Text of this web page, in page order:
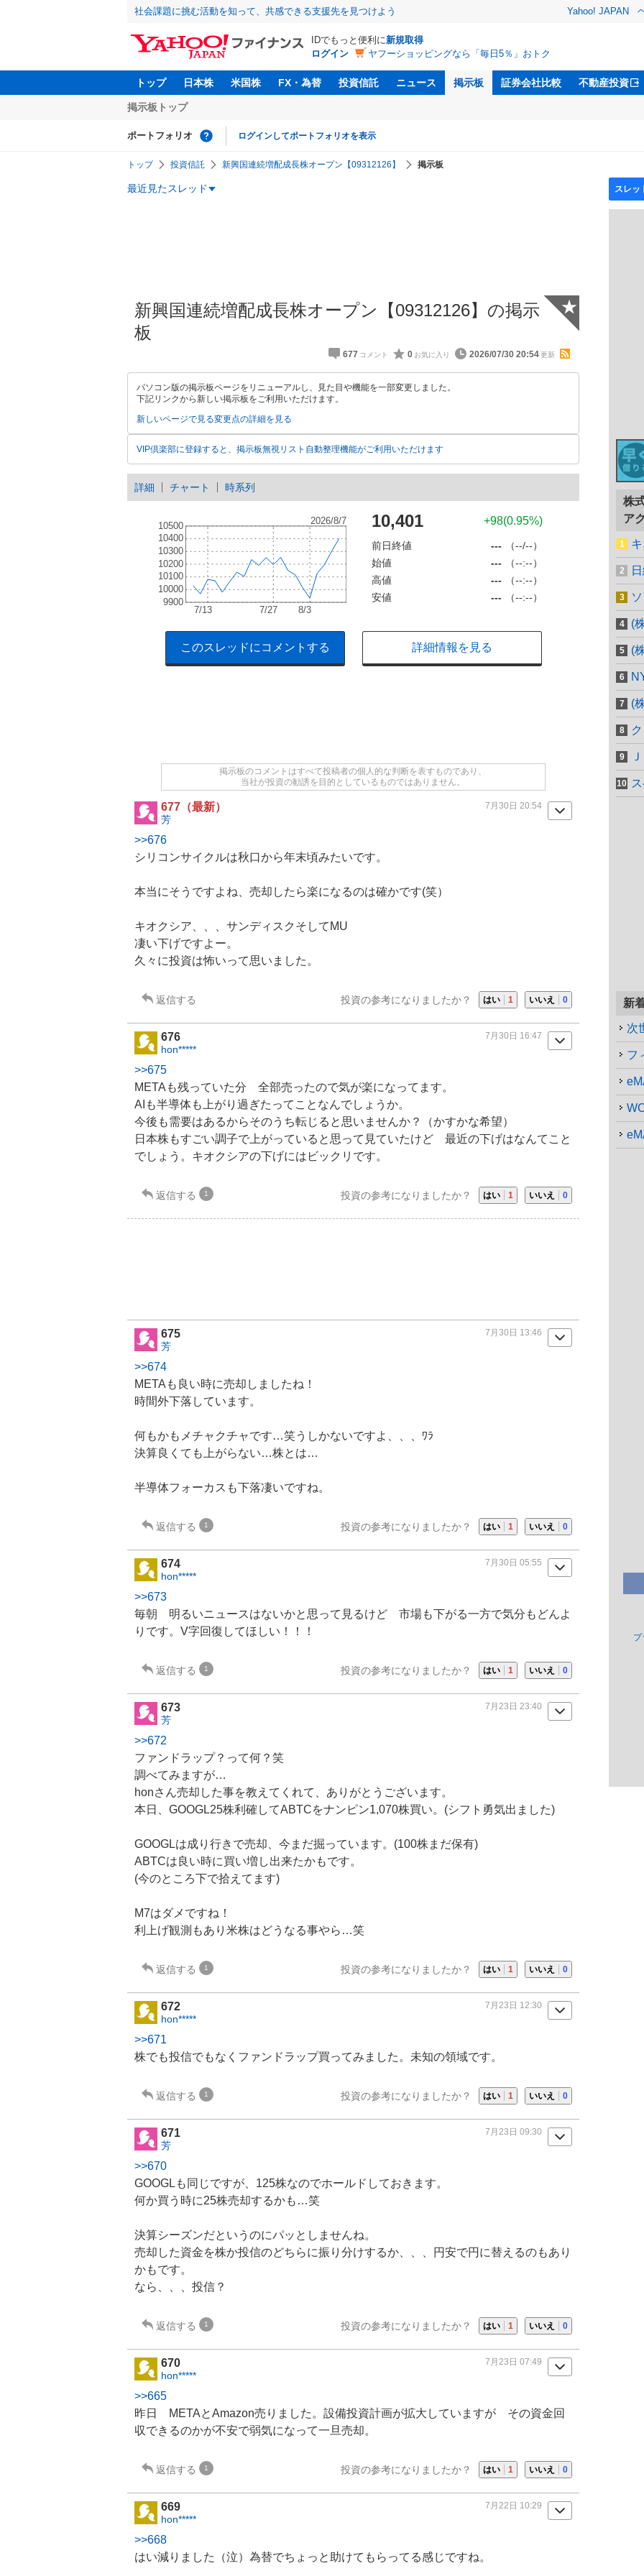
社会課題に挑む活動を知って、共感できる支援先を見つけよう Yahoo! JAPAN
IDでもっと便利に新規取得
ログイン
ヤフーショッピングなら「毎日5％」おトク
トップ 日本株 米国株 FX・為替 投資信託 ニュース 掲示板 証券会社比較 不動産投資
掲示板トップ
ポートフォリオ ログインしてポートフォリオを表示
トップ 投資信託 新興国連続増配成長株オープン【09312126】 掲示板
最近見たスレッド
新興国連続増配成長株オープン【09312126】の掲示
板
677 0 2026/07/30 20:54
★
パソコン版の掲示板ページをリニューアルし、見た目や機能を一部変更しました。
下記リンクから新しい掲示板をご利用いただけます。
新しいページで見る変更点の詳細を見る
VIP倶楽部に登録すると、掲示板無視リスト自動整理機能がご利用いただけます
詳細 チャート 時系列
10,401 +98(0.95%)
前日終値 ---
（--/--）
始値
---
（--:--）
高値
---
（--:--）
安値
--- （--:--）
このスレッドにコメントする 詳細情報を見る
掲示板のコメントはすべて投稿者の個人的な判断を表すものであり、
当社が投資の勧誘を目的としているものではありません。
677（最新）
芳
7月30日 20:54
>>676
シリコンサイクルは秋口から年末頃みたいです。
本当にそうですよね、売却したら楽になるのは確かです(笑）
キオクシア 、、、サンディスクそしてMU
凄い下げですよー。
久々に投資は怖いって思いました。
返信する 投資の参考になりましたか？ はい 1 いいえ 0
676
hon*****
7月30日 16:47
>>675
METAも残っていた分 全部売ったので気が楽になってます。
AIも半導体も上がり過ぎたってことなんでしょうか。
今後も需要はあるからそのうち転じると思いませんか？（かすかな希望）
日本株もすごい調子で上がっていると思って見ていたけど 最近の下げはなんてこと
でしょう。 キオクシアの下げにはビックリです。
返信する 1 投資の参考になりましたか？ はい 1 いいえ 0
675
芳
7月30日 13:46
>>674
METAも良い時に売却しましたね！
時間外下落しています。
何もかもメチャクチャです…笑うしかないですよ、、、ﾜﾗ
決算良くても上がらない…株とは…
半導体フォーカス も下落凄いですね。
返信する 1 投資の参考になりましたか？ はい 1 いいえ 0
674
hon*****
7月30日 05:55
>>673
毎朝 明るいニュースはないかと思って見るけど 市場も下がる一方で気分もどんよ
りです。V字回復してほしい！！！
返信する 1 投資の参考になりましたか？ はい 1 いいえ 0
673
芳
7月23日 23:40
>>672
ファンドラップ？って何？笑
調べてみますが…
honさん売却した事を教えてくれて、ありがとうございます。
本日、GOOGL25株利確してABTCをナンピン1,070株買い。(シフト勇気出ました)
GOOGLは成り行きで売却、今まだ掘っています。(100株まだ保有)
ABTCは良い時に買い増し出来たかもです。
(今のところ下で拾えてます)
M7はダメですね！
利上げ観測もあり米株はどうなる事やら…笑
返信する 1 投資の参考になりましたか？ はい 1 いいえ 0
672
hon*****
7月23日 12:30
>>671
株でも投信でもなく ファンドラップ買ってみました。未知の領域です。
返信する 1 投資の参考になりましたか？ はい 1 いいえ 0
671
芳
7月23日 09:30
>>670
GOOGLも同じですが、125株なのでホールドしておきます。
何か買う時に25株売却するかも…笑
決算シーズンだというのにパッとしませんね。
売却した資金を株か投信のどちらに振り分けするか、、、円安で円に替えるのもあり
かもです。
なら、、、投信？
返信する 1 投資の参考になりましたか？ はい 1 いいえ 0
670
hon*****
7月23日 07:49
>>665
昨日 METAとAmazon売りました。 設備投資計画が拡大していますが その資金回
収できるのかが不安で弱気になって一旦売却。
返信する 1 投資の参考になりましたか？ はい 1 いいえ 0
669
hon*****
7月22日 10:29
>>668
はい減りました（泣）為替でちょっと助けてもらってる感じですね。
株
ア
(
(
(
ス
新
次
プ